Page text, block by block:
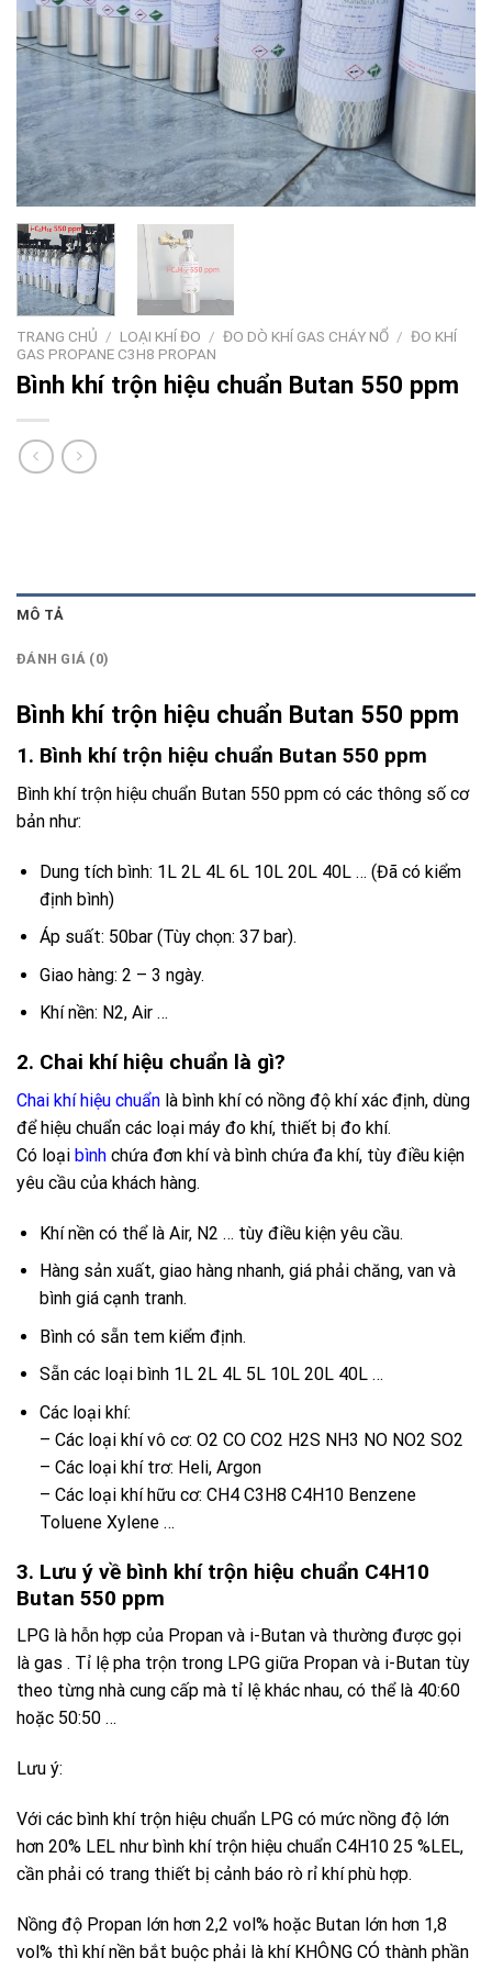
TRANG CHỦ / LOẠI KHÍ ĐO / ĐO DÒ KHÍ GAS CHÁY NỔ / ĐO KHÍ
GAS PROPANE C3H8 PROPAN
Bình khí trộn hiệu chuẩn Butan 550 ppm
MÔ TẢ
ĐÁNH GIÁ (0)
Bình khí trộn hiệu chuẩn Butan 550 ppm
1. Bình khí trộn hiệu chuẩn Butan 550 ppm
Bình khí trộn hiệu chuẩn Butan 550 ppm có các thông số cơ
bản như:
Dung tích bình: 1L 2L 4L 6L 10L 20L 40L … (Đã có kiểm
định bình)
Áp suất: 50bar (Tùy chọn: 37 bar).
Giao hàng: 2 – 3 ngày.
Khí nền: N2, Air …
2. Chai khí hiệu chuẩn là gì?
Chai khí hiệu chuẩn là bình khí có nồng độ khí xác định, dùng
để hiệu chuẩn các loại máy đo khí, thiết bị đo khí.
Có loại bình chứa đơn khí và bình chứa đa khí, tùy điều kiện
yêu cầu của khách hàng.
Khí nền có thể là Air, N2 … tùy điều kiện yêu cầu.
Hàng sản xuất, giao hàng nhanh, giá phải chăng, van và
bình giá cạnh tranh.
Bình có sẵn tem kiểm định.
Sẵn các loại bình 1L 2L 4L 5L 10L 20L 40L …
Các loại khí:
– Các loại khí vô cơ: O2 CO CO2 H2S NH3 NO NO2 SO2
– Các loại khí trơ: Heli, Argon
– Các loại khí hữu cơ: CH4 C3H8 C4H10 Benzene
Toluene Xylene …
3. Lưu ý về bình khí trộn hiệu chuẩn C4H10
Butan 550 ppm
LPG là hỗn hợp của Propan và i-Butan và thường được gọi
là gas . Tỉ lệ pha trộn trong LPG giữa Propan và i-Butan tùy
theo từng nhà cung cấp mà tỉ lệ khác nhau, có thể là 40:60
hoặc 50:50 …
Lưu ý:
Với các bình khí trộn hiệu chuẩn LPG có mức nồng độ lớn
hơn 20% LEL như bình khí trộn hiệu chuẩn C4H10 25 %LEL,
cần phải có trang thiết bị cảnh báo rò rỉ khí phù hợp.
Nồng độ Propan lớn hơn 2,2 vol% hoặc Butan lớn hơn 1,8
vol% thì khí nền bắt buộc phải là khí KHÔNG CÓ thành phần